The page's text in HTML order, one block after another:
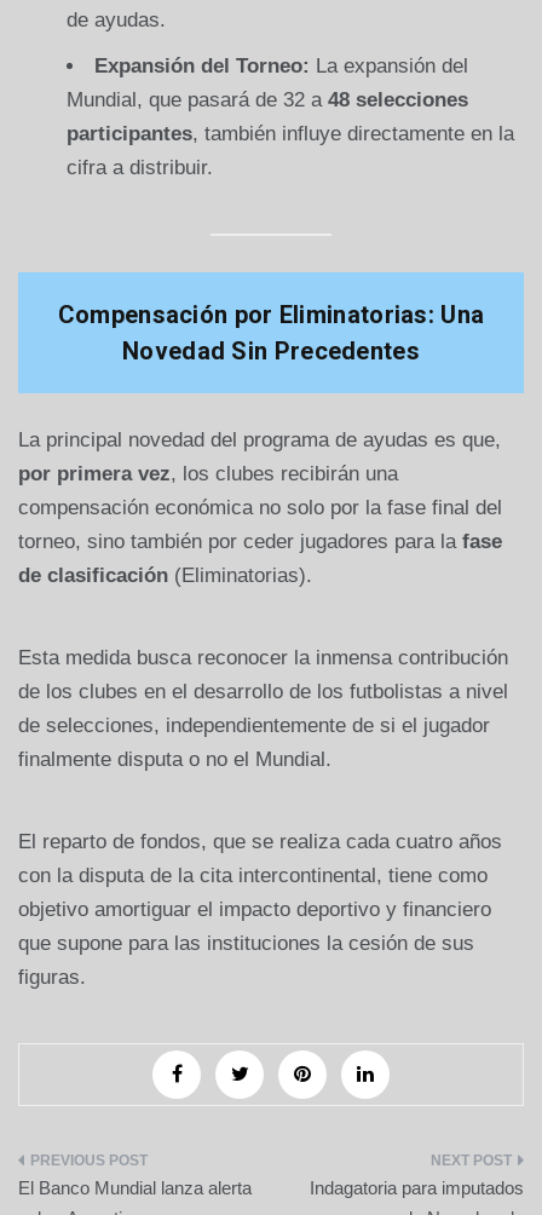
de ayudas.
Expansión del Torneo: La expansión del
Mundial, que pasará de 32 a 48 selecciones
participantes, también influye directamente en la
cifra a distribuir.
Compensación por Eliminatorias: Una
Novedad Sin Precedentes
La principal novedad del programa de ayudas es que,
por primera vez, los clubes recibirán una
compensación económica no solo por la fase final del
torneo, sino también por ceder jugadores para la fase
de clasificación (Eliminatorias).
Esta medida busca reconocer la inmensa contribución
de los clubes en el desarrollo de los futbolistas a nivel
de selecciones, independientemente de si el jugador
finalmente disputa o no el Mundial.
El reparto de fondos, que se realiza cada cuatro años
con la disputa de la cita intercontinental, tiene como
objetivo amortiguar el impacto deportivo y financiero
que supone para las instituciones la cesión de sus
figuras.
Navegación
El Banco Mundial lanza alerta
Indagatoria para imputados